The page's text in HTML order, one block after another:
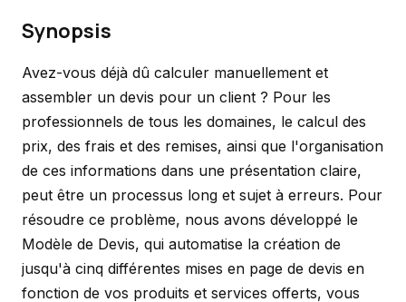
Synopsis
Avez-vous déjà dû calculer manuellement et
assembler un devis pour un client ? Pour les
professionnels de tous les domaines, le calcul des
prix, des frais et des remises, ainsi que l'organisation
de ces informations dans une présentation claire,
peut être un processus long et sujet à erreurs. Pour
résoudre ce problème, nous avons développé le
Modèle de Devis, qui automatise la création de
jusqu'à cinq différentes mises en page de devis en
fonction de vos produits et services offerts, vous